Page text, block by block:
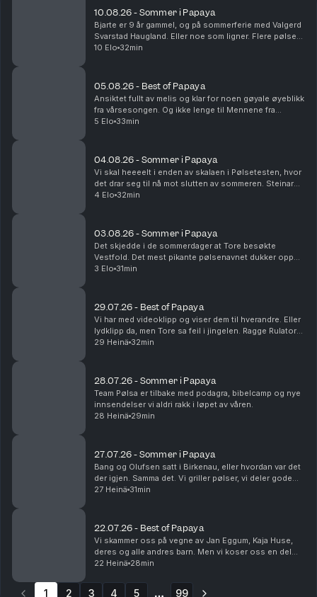
10.08.26 - Sommer i Papaya
Bjarte er 9 år gammel, og på sommerferie med Valgerd
Svarstad Haugland. Eller noe som ligner. Flere pølser
skal på grillen, og nå er vi svært nærme å kåre 2026s
10 Elo 32min
05.08.26 - Best of Papaya
Ansiktet fullt av melis og klar for noen gøyale øyeblikk
fra vårsesongen. Og ikke lenge til Mennene fra
Viennene er tilbake i sesong nå!
5 Elo 33min
04.08.26 - Sommer i Papaya
Vi skal heeeelt i enden av skalaen i Pølsetesten, hvor
det drar seg til nå mot slutten av sommeren. Steinar
kjører Route 66 og blir nesten drept. Det er
4 Elo 32min
03.08.26 - Sommer i Papaya
Det skjedde i de sommerdager at Tore besøkte
Vestfold. Det mest pikante pølsenavnet dukker opp
og vi rydder i fryseren. Yes.
3 Elo 31min
29.07.26 - Best of Papaya
Vi har med videoklipp og viser dem til hverandre. Eller
lydklipp da, men Tore sa feil i jingelen. Ragge Rulator
dukker opp, og Steinar utsettes for på-bekostnings-
29 Heinä 32min
28.07.26 - Sommer i Papaya
Team Pølsa er tilbake med podagra, bibelcamp og nye
innsendelser vi aldri rakk i løpet av våren.
28 Heinä 29min
27.07.26 - Sommer i Papaya
Bang og Olufsen satt i Birkenau, eller hvordan var det
der igjen. Samma det. Vi griller pølser, vi deler gode
sommerminner og vi tømmer postkassa vår. Det er fint.
27 Heinä 31min
22.07.26 - Best of Papaya
Vi skammer oss på vegne av Jan Eggum, Kaja Huse,
deres og alle andres barn. Men vi koser oss en del
med høydepunkter fra sesongen som gikk.
dukker opp. HEI!
22 Heinä 28min
1 2 3 4 5 99